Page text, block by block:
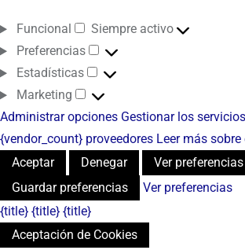
Funcional
Siempre activo
Preferencias
Estadísticas
Marketing
Administrar opciones Gestionar los servicios
{vendor_count} proveedores Leer más
Aceptar
Denegar
Ver preferencias
Guardar preferencias
Ver preferencias
{title} {title} {title}
Aceptación de Cookies